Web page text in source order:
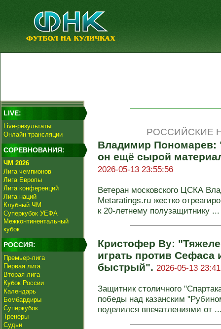
LIVE:
Live-результаты
Онлайн трансляции
СОРЕВНОВАНИЯ:
ЧМ 2026
Лига чемпионов
Лига Европы
Лига конференций
Лига наций
Клубный ЧМ
Суперкубок УЕФА
Межконтинентальный
кубок
РОССИЯ:
Премьер-лига
Первая лига
Вторая лига
Кубок России
Календарь
Бомбардиры
Суперкубок
Тренеры
Судьи
РОССИЙСКИЕ
Владимир Пономарев:
он ещё сырой
2026-05-13 23:55:56
Ветеран московского ЦСКА
Metaratings.ru жестко
к 20-летнему полузащитнику ...
Кристофер Ву:
играть против
быстрый". 2026-05-13
Защитник столичного
победы над казанским
поделился впечатлениями от